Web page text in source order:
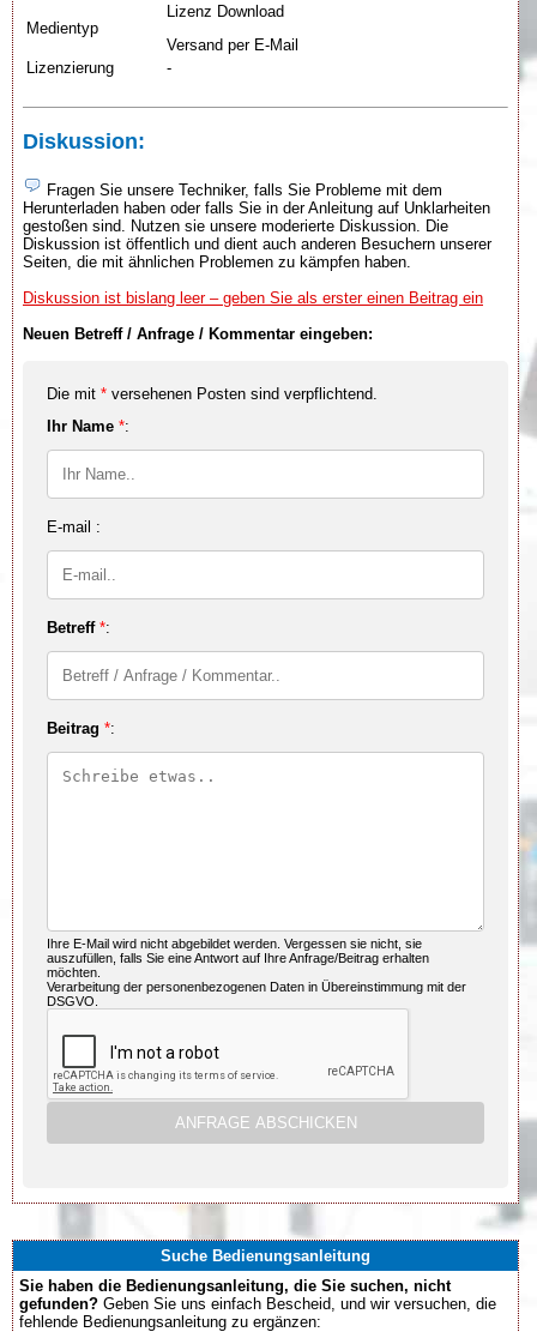
Medientyp
Lizenz Download
Versand per E-Mail
Lizenzierung
-
Diskussion:
Fragen Sie unsere Techniker, falls Sie Probleme mit dem
Herunterladen haben oder falls Sie in der Anleitung auf Unklarheiten
gestoßen sind. Nutzen sie unsere moderierte Diskussion. Die
Diskussion ist öffentlich und dient auch anderen Besuchern unserer
Seiten, die mit ähnlichen Problemen zu kämpfen haben.
Diskussion ist bislang leer – geben Sie als erster einen Beitrag ein
Neuen Betreff / Anfrage / Kommentar eingeben:
Die mit * versehenen Posten sind verpflichtend.
Ihr Name *:
E-mail :
Betreff *:
Beitrag *:
Ihre E-Mail wird nicht abgebildet werden. Vergessen sie nicht, sie
auszufüllen, falls Sie eine Antwort auf Ihre Anfrage/Beitrag erhalten
möchten.
Verarbeitung der personenbezogenen Daten in Übereinstimmung mit der
DSGVO.
Suche Bedienungsanleitung
Sie haben die Bedienungsanleitung, die Sie suchen, nicht
gefunden? Geben Sie uns einfach Bescheid, und wir versuchen, die
fehlende Bedienungsanleitung zu ergänzen: